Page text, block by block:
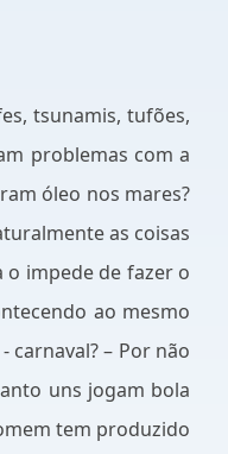
tsunamis, tufões,
problemas com a
óleo nos mares?
as coisas
o impede de fazer o
ao mesmo
– Por não
uns jogam bola
tem produzido